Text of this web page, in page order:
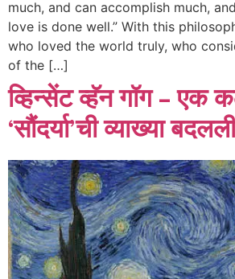
much, and can accomplish much,
love is done well.” With this
who loved the world truly, who
of the […]
व्हिन्सेंट व्हॅन गॉग – एक
‘सौंदर्या’ची व्याख्या बदलली